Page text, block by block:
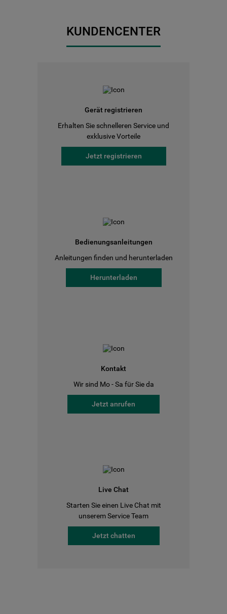
KUNDENCENTER
Gerät registrieren
Erhalten Sie schnelleren Service und
exklusive Vorteile
Jetzt registrieren
Bedienungsanleitungen
Anleitungen finden und herunterladen
Herunterladen
Kontakt
Wir sind Mo - Sa für Sie da
Jetzt anrufen
Live Chat
Starten Sie einen Live Chat mit
unserem Service Team
Jetzt chatten